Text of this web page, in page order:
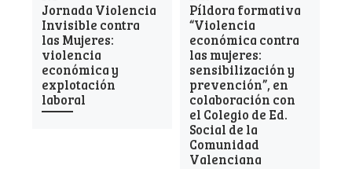
Jornada Violencia
Invisible contra
las Mujeres:
violencia
económica y
explotación
laboral
Píldora formativa
“Violencia
económica contra
las mujeres:
sensibilización y
prevención”, en
colaboración con
el Colegio de Ed.
Social de la
Comunidad
Valenciana